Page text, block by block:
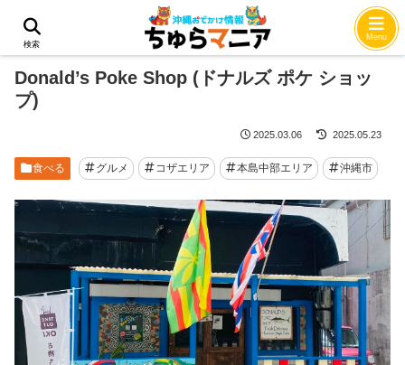
食べる
Donald’s Poke Shop (ドナルズ ポケ ショッ
プ)
2025.03.06 2025.05.23
食べる グルメ コザエリア 本島中部エリア 沖縄市
検索
Menu